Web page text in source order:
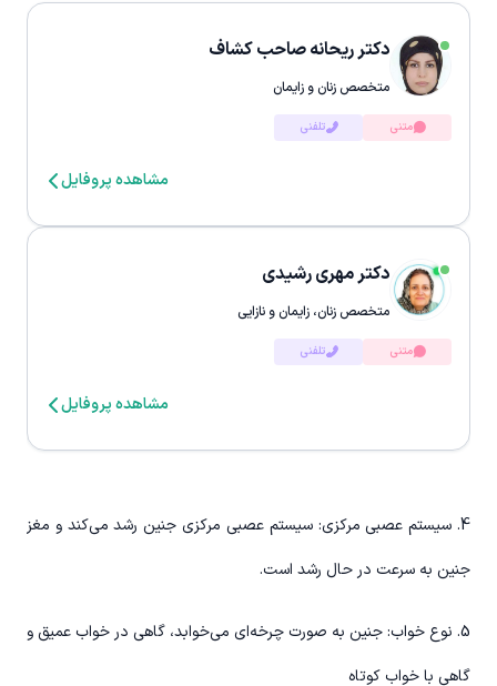
دکتر ریحانه صاحب کشاف
متخصص زنان و زایمان
متنی تلفنی
مشاهده پروفایل
دکتر مهری رشیدی
متخصص زنان، زایمان و نازایی
متنی تلفنی
مشاهده پروفایل
4. سیستم عصبی مرکزی: سیستم عصبی مرکزی جنین رشد می‌کند و مغز
جنین به سرعت در حال رشد است.
5. نوع خواب: جنین به صورت چرخه‌ای می‌خوابد، گاهی در خواب عمیق و
گاهی با خواب کوتاه